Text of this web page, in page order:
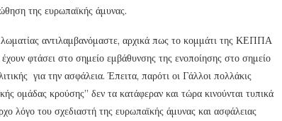
της ευρωπαϊκής άμυνας.
αντιλαμβανόμαστε, αρχικά πως το κομμάτι της ΚΕΠΠΑ
φτάσει στο σημείο εμβάθυνσης της ενοποίησης στο σημείο
για την ασφάλεια. Έπειτα, παρότι οι Γάλλοι πολλάκις
ομάδας κρούσης” δεν τα κατάφεραν και τώρα κινούνται τυπικά
λόγο του σχεδιαστή της ευρωπαϊκής άμυνας και ασφάλειας